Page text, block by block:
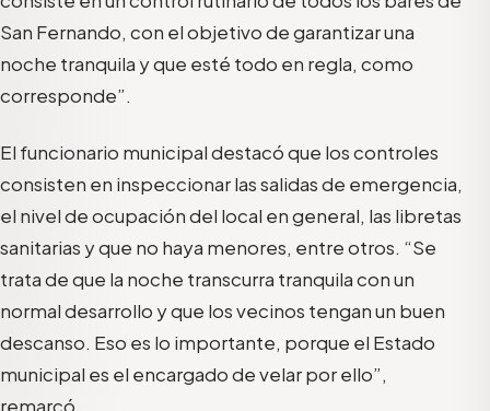
San Fernando, con el objetivo de garantizar una
noche tranquila y que esté todo en regla, como
corresponde”.
El funcionario municipal destacó que los controles
consisten en inspeccionar las salidas de emergencia,
el nivel de ocupación del local en general, las libretas
sanitarias y que no haya menores, entre otros. “Se
trata de que la noche transcurra tranquila con un
normal desarrollo y que los vecinos tengan un buen
descanso. Eso es lo importante, porque el Estado
municipal es el encargado de velar por ello”,
remarcó.